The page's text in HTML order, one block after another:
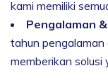
kami memiliki
Pengalaman
tahun pengalaman
memberikan